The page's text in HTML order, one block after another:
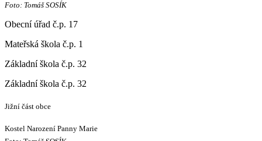
Foto: Tomáš SOSÍK
Obecní úřad č.p. 17
Mateřská škola č.p. 1
Základní škola č.p. 32
Základní škola č.p. 32
Jižní část obce
Kostel Narození Panny Marie